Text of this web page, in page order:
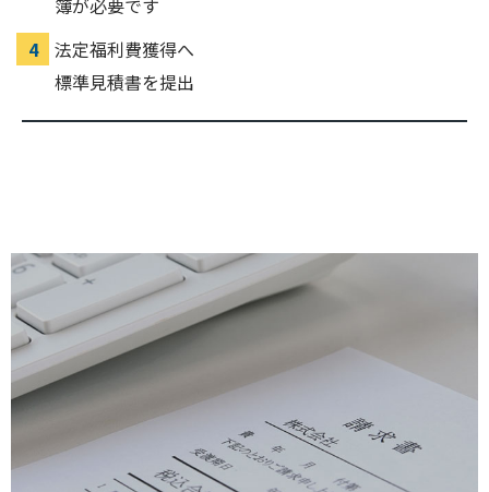
簿が必要です
法定福利費獲得へ
標準見積書を提出